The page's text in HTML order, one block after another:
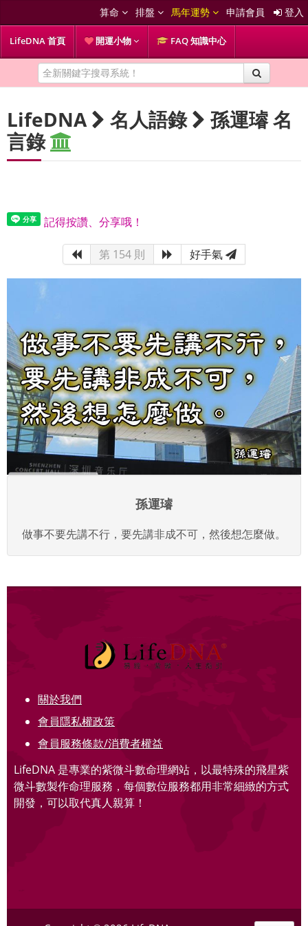
算命 排盤 馬年運勢 申請會員 登入
LifeDNA 首頁 開運小物 FAQ 知識中心
LifeDNA 名人語錄
孫運璿 名
言錄
記得按讚、分享哦！
第 154 則 好手氣
孫運璿
做事不要先講不行，要先講非成不可，然後想怎麼做。
關於我們
會員隱私權政策
會員服務條款/消費者權益
LifeDNA 是專業的紫微斗數命理網站，以最特殊的飛星紫
微斗數製作命理服務，每個數位服務都用非常細緻的方式
開發，可以取代真人親算！